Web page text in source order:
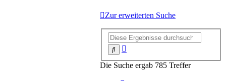
Zur erweiterten Suche
Suche
Die Suche ergab 785 Treffer